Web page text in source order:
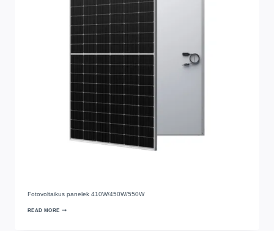
Fotovoltaikus panelek 410W/450W/550W
READ MORE